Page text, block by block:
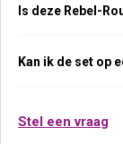
Is deze Rebel-
Kan ik de set op
Stel een vraag